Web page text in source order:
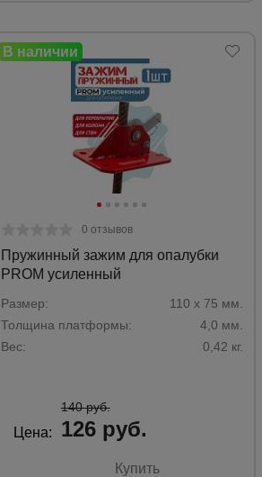
0 отзывов
Пружинный зажим для опалубки
PROM усиленный
Размер:
110 х 75 мм.
Толщина платформы:
4,0 мм.
Вес:
0,42 кг.
Цена:
140 руб.
126 руб.
Купить